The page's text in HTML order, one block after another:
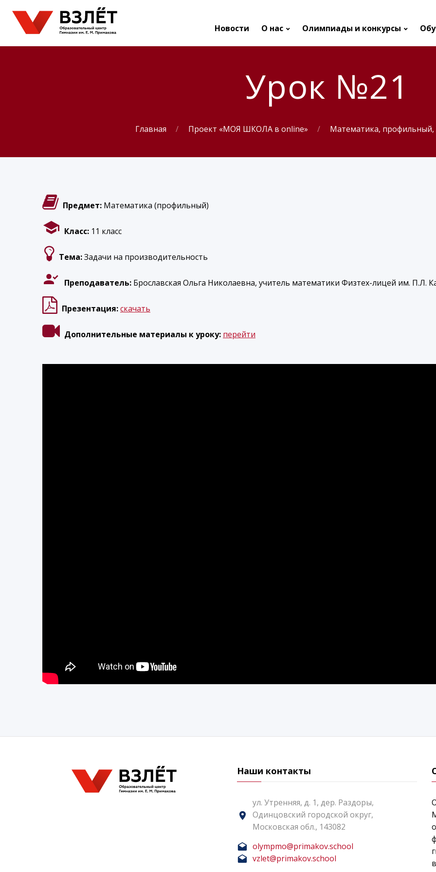
Новости О нас Олимпиады и конкурсы
Урок №21
Главная Проект «МОЯ ШКОЛА в online» Математика, профильный,
Предмет: Математика (профильный)
Класс: 11 класс
Тема:Задачи на производительность
Преподаватель: Брославская Ольга Николаевна, учитель математики Физтех-лицей им. П.Л.
Презентация:скачать
Дополнительные материалы к уроку: перейти
Наши контакты
ул. Утренняя, д. 1, дер. Раздоры,
Одинцовский городской округ,
Московская обл., 143082
olympmo@primakov.school
vzlet@primakov.school